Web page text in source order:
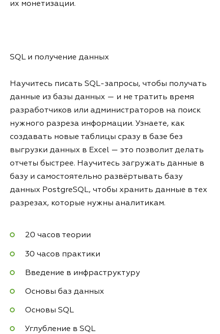
их монетизации.
SQL и получение данных
Научитесь писать SQL-запросы, чтобы получать
данные из базы данных — и не тратить время
разработчиков или администраторов на поиск
нужного разреза информации. Узнаете, как
создавать новые таблицы сразу в базе без
выгрузки данных в Excel — это позволит делать
отчеты быстрее. Научитесь загружать данные в
базу и самостоятельно развёртывать базу
данных PostgreSQL, чтобы хранить данные в тех
разрезах, которые нужны аналитикам.
20 часов теории
30 часов практики
Введение в инфраструктуру
Основы баз данных
Основы SQL
Углубление в SQL